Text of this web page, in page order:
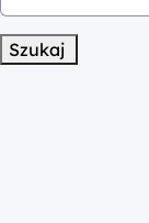
Szukaj